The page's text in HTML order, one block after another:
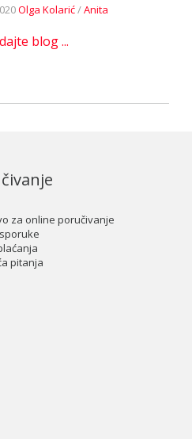
Olga Kolarić/Anita
blog ...
za online poručivanje
pitanja